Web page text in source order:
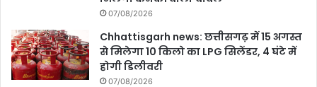
07/08/2026
Chhattisgarh news: छत्तीसगढ़ में 15 अगस्त
से मिलेगा 10 किलो का LPG सिलेंडर, 4 घंटे में
होगी डिलीवरी
07/08/2026